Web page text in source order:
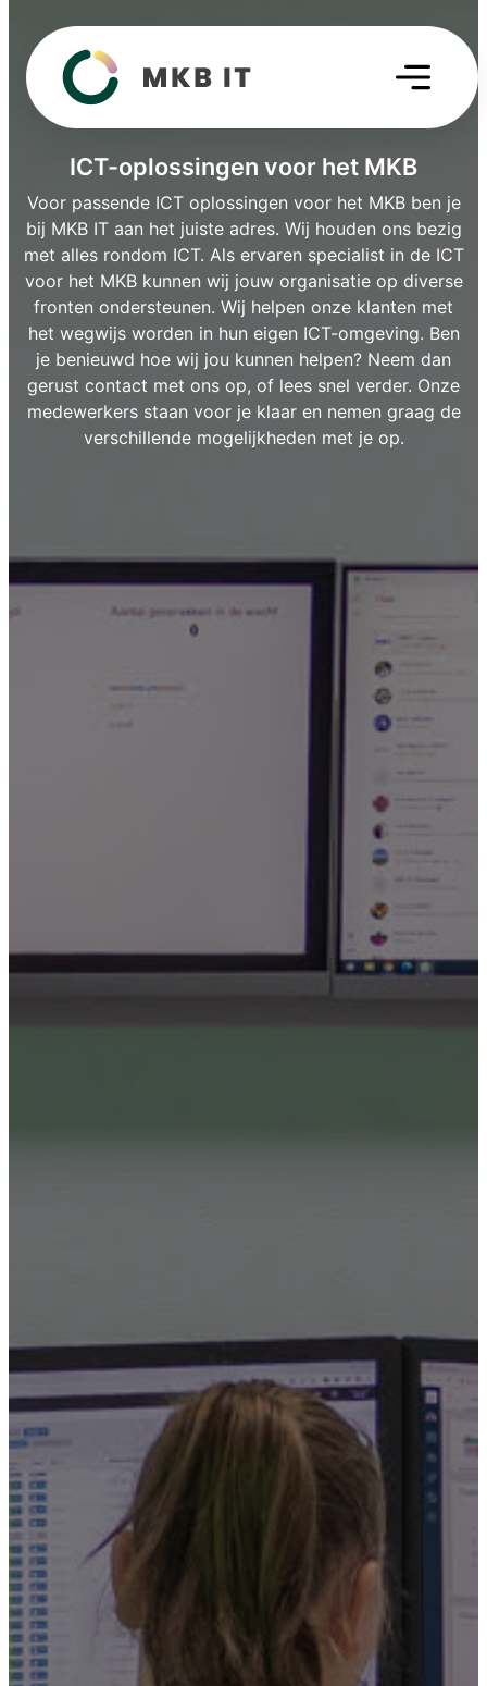
ICT-oplossingen voor het MKB
Voor passende ICT oplossingen voor het MKB ben je
bij MKB IT aan het juiste adres. Wij houden ons bezig
met alles rondom ICT. Als ervaren specialist in de ICT
voor het MKB kunnen wij jouw organisatie op diverse
fronten ondersteunen. Wij helpen onze klanten met
het wegwijs worden in hun eigen ICT-omgeving. Ben
je benieuwd hoe wij jou kunnen helpen? Neem dan
gerust contact met ons op, of lees snel verder. Onze
medewerkers staan voor je klaar en nemen graag de
verschillende mogelijkheden met je op.